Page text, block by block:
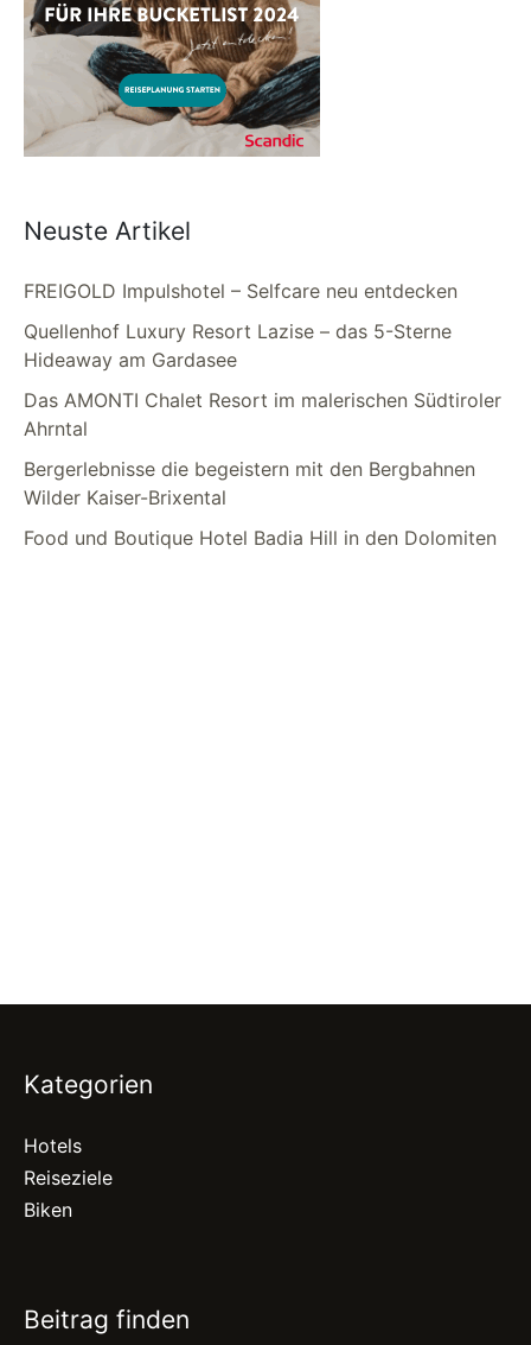
Neuste Artikel
FREIGOLD Impulshotel – Selfcare neu entdecken
Quellenhof Luxury Resort Lazise – das 5-Sterne
Hideaway am Gardasee
Das AMONTI Chalet Resort im malerischen Südtiroler
Ahrntal
Bergerlebnisse die begeistern mit den Bergbahnen
Wilder Kaiser-Brixental
Food und Boutique Hotel Badia Hill in den Dolomiten
Kategorien
Hotels
Reiseziele
Biken
Beitrag finden